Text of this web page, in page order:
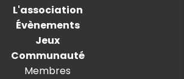
L'association
Évènements
Jeux
Communauté
Membres